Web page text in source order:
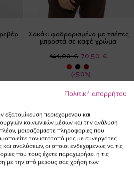
Σακάκι φοδραρισμένο με τσέπες
μπροστά σε καφέ χρώμα
(-50%)
Ειδική
Τιμή
70,50 €
141,00 €
Πολιτική απορρήτου
εξατομίκευση περιεχομένου και
κοινωνικών μέσων και την ανάλυση
μοιραζόμαστε πληροφορίες που
τον ιστότοπό μας με συνεργάτες
αναλύσεων, οι οποίοι ενδεχομένως να τις
που τους έχετε παραχωρήσει ή τις
με την από μέρους σας χρήση των